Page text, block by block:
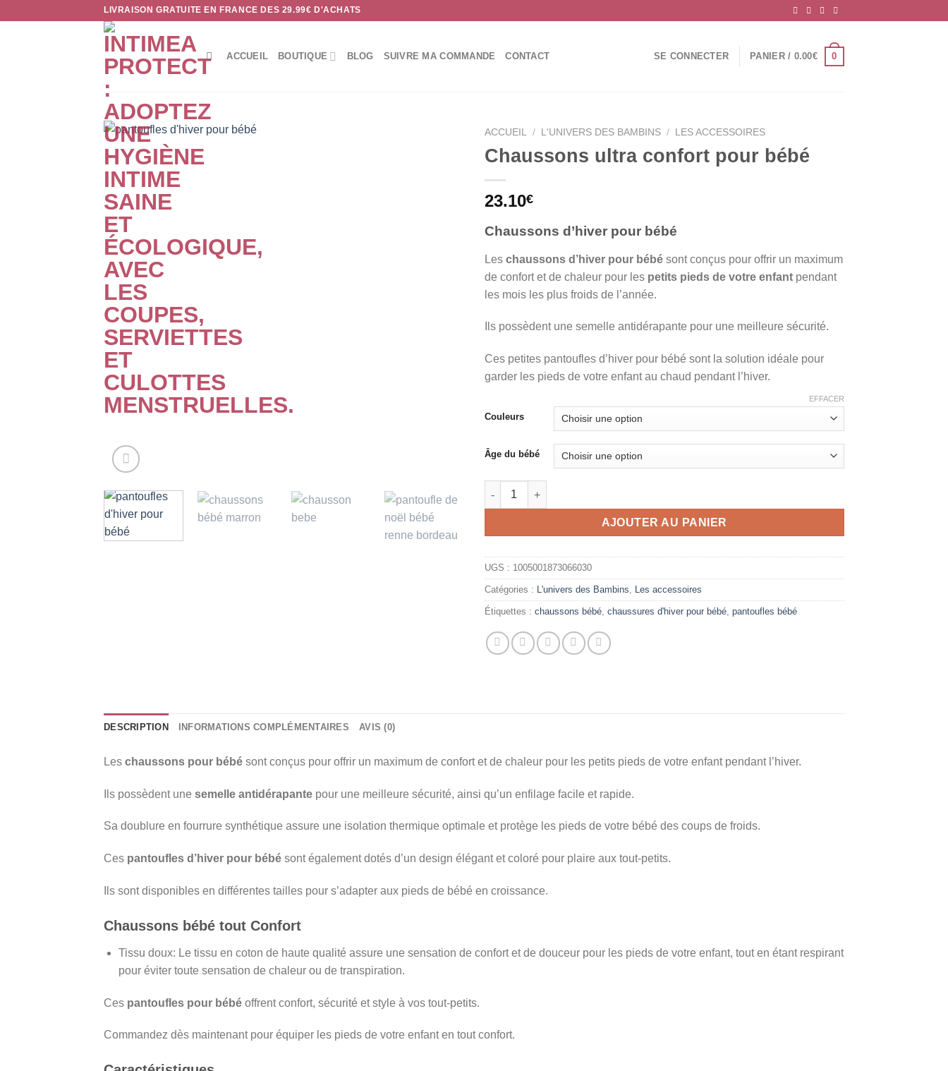
LIVRAISON GRATUITE EN FRANCE DES 29.99€ D'ACHATS
ACCUEIL BOUTIQUE BLOG SUIVRE MA COMMANDE CONTACT SE CONNECTER PANIER / 0.00€ 0
ACCUEIL / L'UNIVERS DES BAMBINS / LES ACCESSOIRES
Chaussons ultra confort pour bébé
23.10€
Chaussons d’hiver pour bébé
Les chaussons d’hiver pour bébé sont conçus pour offrir un maximum
de confort et de chaleur pour les petits pieds de votre enfant pendant
les mois les plus froids de l’année.
Ils possèdent une semelle antidérapante pour une meilleure sécurité.
Ces petites pantoufles d’hiver pour bébé sont la solution idéale pour
garder les pieds de votre enfant au chaud pendant l’hiver.
Couleurs
Âge du bébé
EFFACER
quantité de Chaussons ultra confort pour bébé
AJOUTER AU PANIER
UGS : 1005001873066030
Catégories : L'univers des Bambins Les accessoires
Étiquettes : chaussons bébé chaussures d'hiver pour bébé pantoufles bébé
DESCRIPTION INFORMATIONS COMPLÉMENTAIRES AVIS (0)
Les chaussons pour bébé sont conçus pour offrir un maximum de confort et de chaleur pour les petits pieds de votre enfant pendant l’hiver.
Ils possèdent une semelle antidérapante pour une meilleure sécurité, ainsi qu’un enfilage facile et rapide.
Sa doublure en fourrure synthétique assure une isolation thermique optimale et protège les pieds de votre bébé des coups de froids.
Ces pantoufles d’hiver pour bébé sont également dotés d’un design élégant et coloré pour plaire aux tout-petits.
Ils sont disponibles en différentes tailles pour s’adapter aux pieds de bébé en croissance.
Chaussons bébé tout Confort
Tissu doux: Le tissu en coton de haute qualité assure une sensation de confort et de douceur pour les pieds de votre enfant, tout en étant respirant
pour éviter toute sensation de chaleur ou de transpiration.
Ces pantoufles pour bébé offrent confort, sécurité et style à vos tout-petits.
Commandez dès maintenant pour équiper les pieds de votre enfant en tout confort.